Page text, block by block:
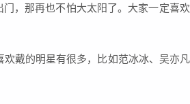
，那再也不怕大太阳了。大家一定喜
戴的明星有很多，比如范冰冰、吴亦凡